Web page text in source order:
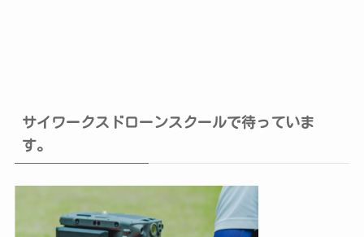
サイワークスドローンスクールで待っていま
す。